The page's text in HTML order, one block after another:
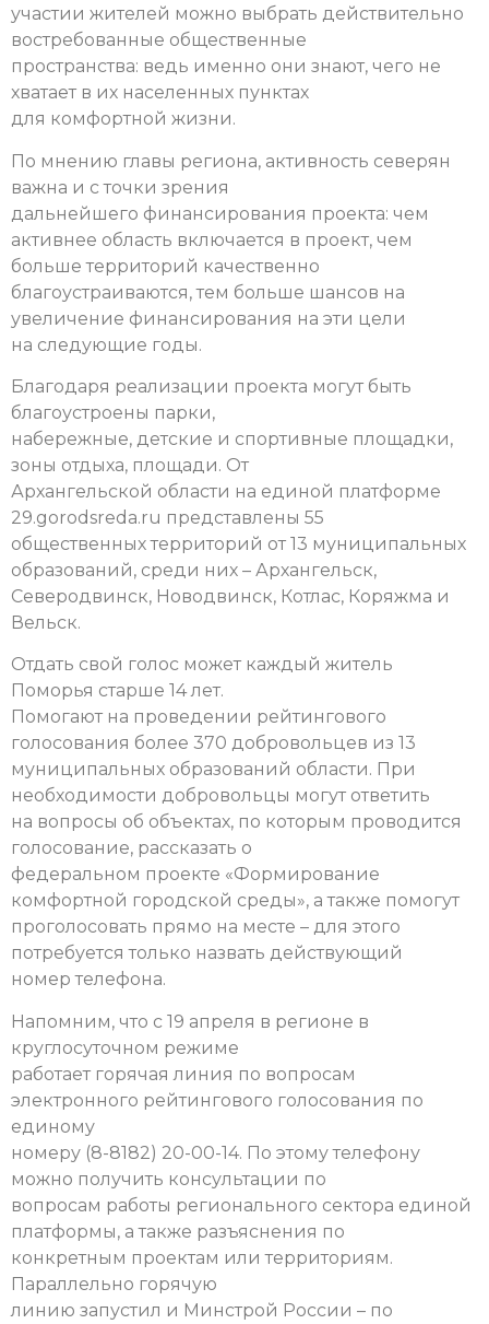
участии жителей можно выбрать действительно
востребованные общественные
пространства: ведь именно они знают, чего не
хватает в их населенных пунктах
для комфортной жизни.
По мнению главы региона, активность северян
важна и с точки зрения
дальнейшего финансирования проекта: чем
активнее область включается в проект, чем
больше территорий качественно
благоустраиваются, тем больше шансов на
увеличение финансирования на эти цели
на следующие годы.
Благодаря реализации проекта могут быть
благоустроены парки,
набережные, детские и спортивные площадки,
зоны отдыха, площади. От
Архангельской области на единой платформе
29.gorodsreda.ru представлены 55
общественных территорий от 13 муниципальных
образований, среди них – Архангельск,
Северодвинск, Новодвинск, Котлас, Коряжма и
Вельск.
Отдать свой голос может каждый житель
Поморья старше 14 лет.
Помогают на проведении рейтингового
голосования более 370 добровольцев из 13
муниципальных образований области. При
необходимости добровольцы могут ответить
на вопросы об объектах, по которым проводится
голосование, рассказать о
федеральном проекте «Формирование
комфортной городской среды», а также помогут
проголосовать прямо на месте – для этого
потребуется только назвать действующий
номер телефона.
Напомним, что с 19 апреля в регионе в
круглосуточном режиме
работает горячая линия по вопросам
электронного рейтингового голосования по
единому
номеру (8-8182) 20-00-14. По этому телефону
можно получить консультации по
вопросам работы регионального сектора единой
платформы, а также разъяснения по
конкретным проектам или территориям.
Параллельно горячую
линию запустил и Минстрой России – по